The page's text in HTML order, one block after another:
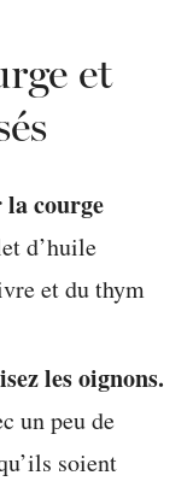
et
courge
d’huile
et du thym
les oignons.
un peu de
soient